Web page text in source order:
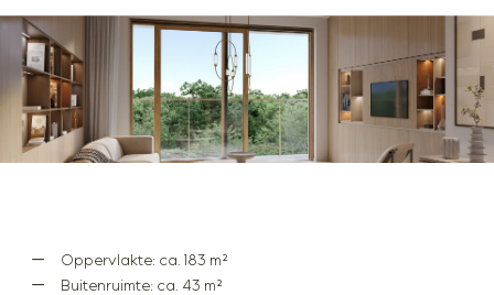
Oppervlakte: ca. 183 m²
Buitenruimte: ca. 43 m²